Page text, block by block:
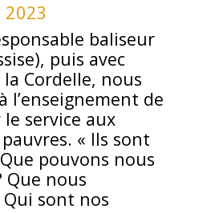
baliseur
puis avec
Cordelle, nous
l’enseignement de
service aux
« Ils sont
pouvons nous
Que nous
sont nos